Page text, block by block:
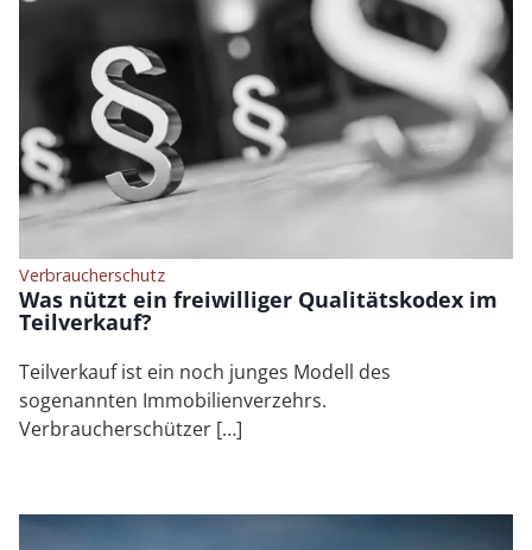
Verbraucherschutz
Was nützt ein freiwilliger Qualitätskodex im
Teilverkauf?
Teilverkauf ist ein noch junges Modell des
sogenannten Immobilienverzehrs.
Verbraucherschützer […]